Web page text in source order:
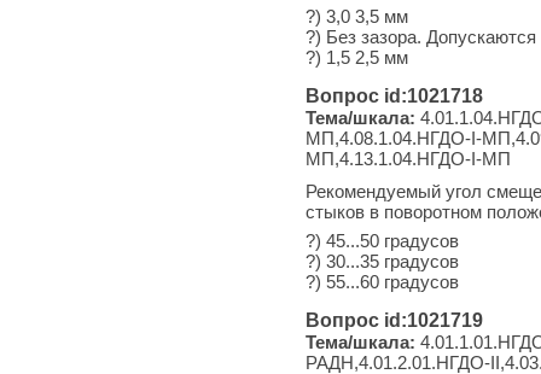
?) 3,0 3,5 мм
?) Без зазора.
?) 1,5 2,5 мм
Вопрос id:1021718
Тема/шкала:
МП,4.08.1.04.НГДО-I-
МП,4.13.1.04.НГДО-I-МП
Рекомендуемый угол
стыков в поворотном
?) 45...50 градусов
?) 30...35 градусов
?) 55...60 градусов
Вопрос id:1021719
Тема/шкала:
РАДН,4.01.2.01.НГДО-